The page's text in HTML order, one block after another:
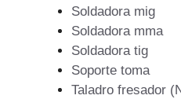
Soldadora mig
Soldadora mma
Soldadora tig
Soporte toma
Taladro fresador